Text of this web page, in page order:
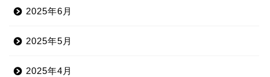
2025年6月
2025年5月
2025年4月